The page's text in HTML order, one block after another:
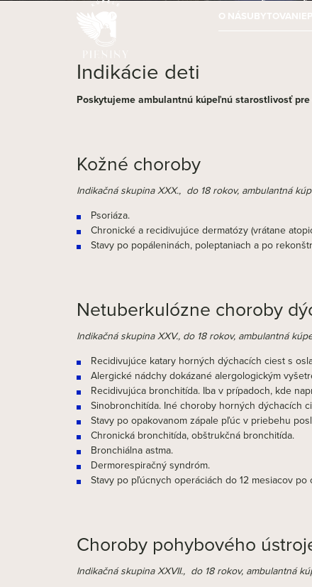
O NÁSUBYTOVANIE
Indikácie deti
Poskytujeme ambulantnú kúpeľnú starostlivosť
Kožné choroby
Indikačná skupina XXX., do 18 rokov, ambulantná
Psoriáza.
Chronické a recidivujúce dermatózy (vrátane
Stavy po popáleninách, poleptaniach a po
Netuberkulózne choroby
Indikačná skupina XXV., do 18 rokov, ambulantná
Recidivujúce katary horných dýchacích ciest s
Alergické nádchy dokázané alergologickým
Recidivujúca bronchitída. Iba v prípadoch, kde
Sinobronchitída. Iné choroby horných dýchacích
Stavy po opakovanom zápale pľúc v priebehu
Chronická bronchitída, obštrukčná bronchitída.
Bronchiálna astma.
Dermorespiračný syndróm.
Stavy po pľúcnych operáciách do 12 mesiacov po
Choroby pohybového
Indikačná skupina XXVII., do 18 rokov, ambulantná